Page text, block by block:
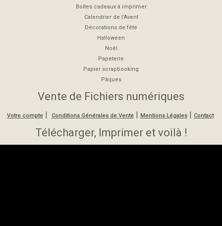
Boîtes cadeaux à imprimer
Calendrier de l'Avent
Décorations de fête
Halloween
Noël
Papeterie
Papier scrapbooking
Pâques
Vente de Fichiers numériques
Votre compte| Conditions Générales de Vente| Mentions Légales | Contact
Télécharger, Imprimer et voilà !